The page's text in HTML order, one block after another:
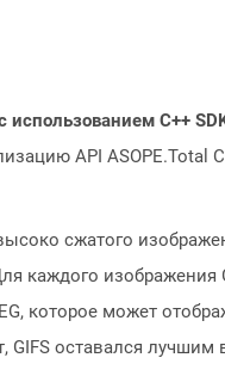
использованием C++
API
сжатого
каждого
которое может
GIFS оставался